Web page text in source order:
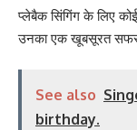
प्लेबैक सिंगिंग के लिए
उनका एक खूबसूरत सफर
See also
birthday.